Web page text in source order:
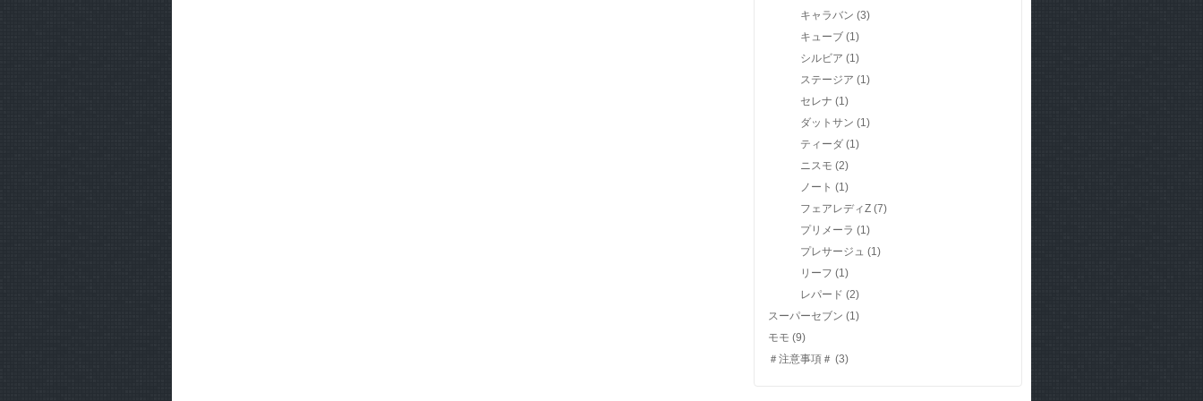
キャラバン (3)
キューブ (1)
シルビア (1)
ステージア (1)
セレナ (1)
ダットサン (1)
ティーダ (1)
ニスモ (2)
ノート (1)
フェアレディZ (7)
プリメーラ (1)
プレサージュ (1)
リーフ (1)
レパード (2)
スーパーセブン (1)
モモ (9)
＃注意事項＃ (3)